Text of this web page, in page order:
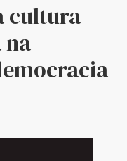
cultura